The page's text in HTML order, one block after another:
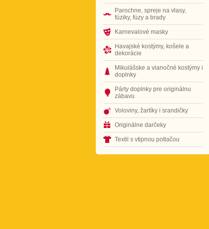
Parochne, spreje na vlasy,
fúziky, fúzy a brady
Karnevalové masky
Havajské kostýmy, košele a
dekorácie
Mikulášske a vianočné kostýmy i
doplnky
Párty doplnky pre originálnu
zábavu
Voloviny, žartíky i srandičky
Originálne darčeky
Textil s vtipnou potlačou